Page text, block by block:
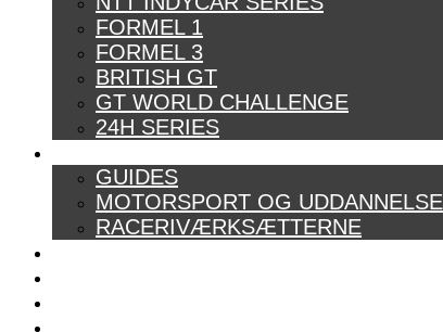
FORMEL 1
FORMEL 3
BRITISH GT
GT WORLD CHALLENGE
24H SERIES
GUIDES
MOTORSPORT OG UDDANNELSE
RACERIVÆRKSÆTTERNE